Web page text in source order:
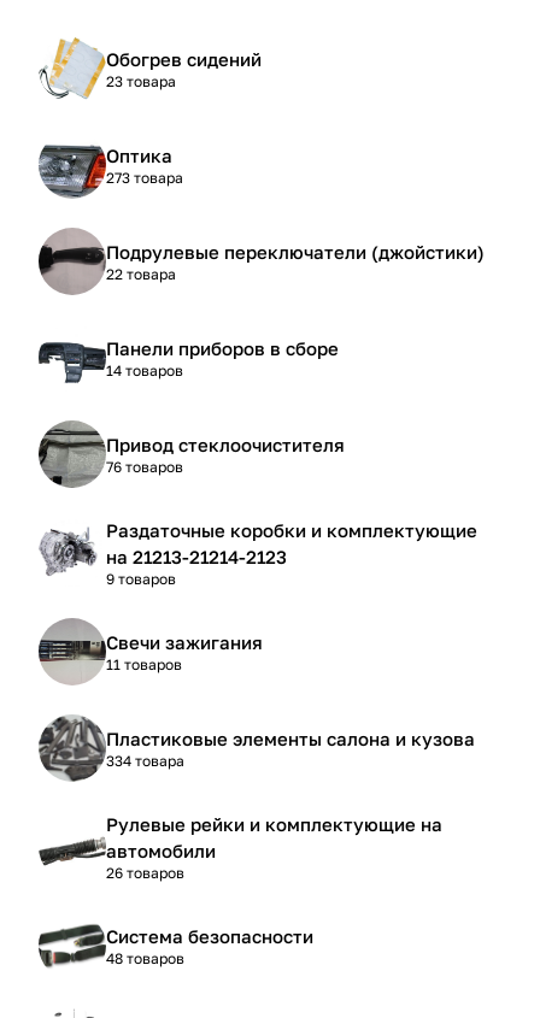
Обогрев сидений
23 товара
Оптика
273 товара
Подрулевые переключатели (джойстики)
22 товара
Панели приборов в сборе
14 товаров
Привод стеклоочистителя
76 товаров
Раздаточные коробки и комплектующие
на 21213-21214-2123
9 товаров
Свечи зажигания
11 товаров
Пластиковые элементы салона и кузова
334 товара
Рулевые рейки и комплектующие на
автомобили
26 товаров
Система безопасности
48 товаров